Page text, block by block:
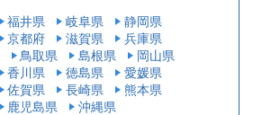
福井県 岐阜県
静岡県
京都府 滋賀県
兵庫県
鳥取県 島根県
岡山県
香川県 徳島県
愛媛県
佐賀県 長崎県
熊本県
鹿児島県 沖縄県